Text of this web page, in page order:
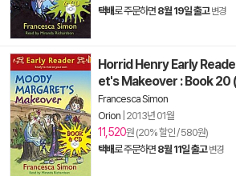
택배로 주문하면 8월 19일 출고 변경
Horrid Henry Early
et's Makeover : Book 20
Francesca Simon
Orion 2013년 01월
11,520원 (20% 할인 / 580원)
택배로 주문하면 8월 11일 출고 변경